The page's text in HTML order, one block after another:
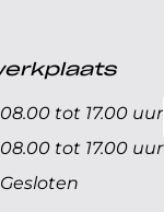
08.00 tot 17.00 uur
08.00 tot 17.00 uur
Gesloten